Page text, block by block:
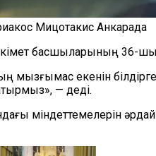
Мицотакис Анкарада
басшыларының 36-шы
мызғымас екенін
— деді.
міндеттемелерін